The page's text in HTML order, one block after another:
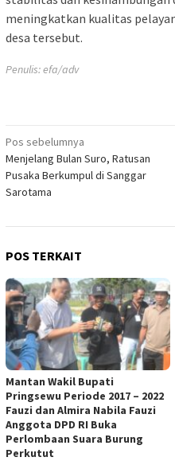
meningkatkan kualitas
desa tersebut.
Penulis: efa/adv
Navigasi
pos
Pos sebelumnya
Menjelang Bulan Suro, Ratusan
Pusaka Berkumpul di Sanggar
Sarotama
POS TERKAIT
Mantan Wakil Bupati
Pringsewu Periode 2017 – 2022
Fauzi dan Almira Nabila Fauzi
Anggota DPD RI Buka
Perlombaan Suara Burung
Perkutut